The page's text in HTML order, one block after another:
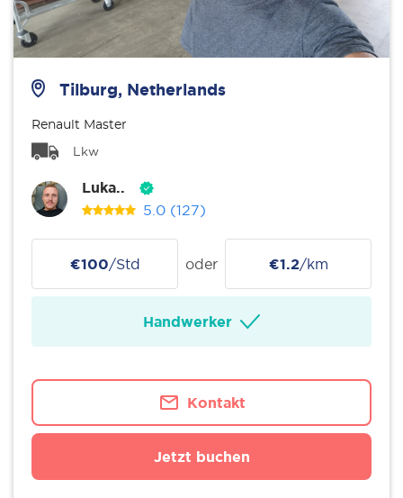
Tilburg, Netherlands
Renault Master
Lkw
Luka..
5.0 (127)
€100/Std oder €1.2/km
Handwerker
Kontakt
Jetzt buchen